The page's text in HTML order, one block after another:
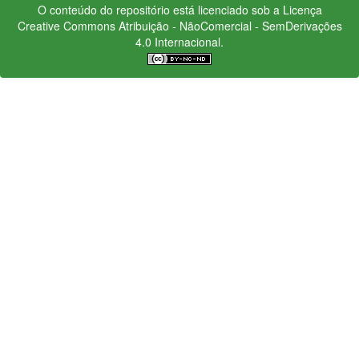
O conteúdo do repositório está licenciado sob a Licença
Creative CommonsAtribuição - NãoComercial - SemDerivações
4.0 Internacional.